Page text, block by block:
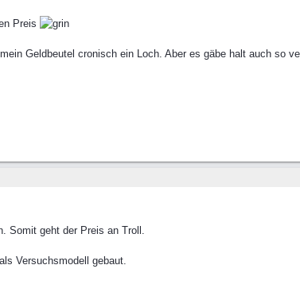
Preis
Geldbeutel cronisch ein Loch. Aber es gäbe halt auch so
Somit geht der Preis an Troll.
Versuchsmodell gebaut.